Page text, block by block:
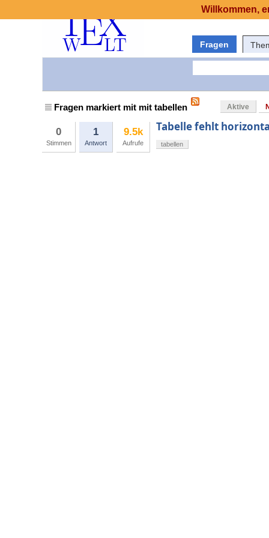
Fragen
Fragen markiert mit mit tabellen Aktive
0
Stimmen
1
Antwort
9.5k
Aufrufe
Tabelle fehlt
tabellen
Willkommen,